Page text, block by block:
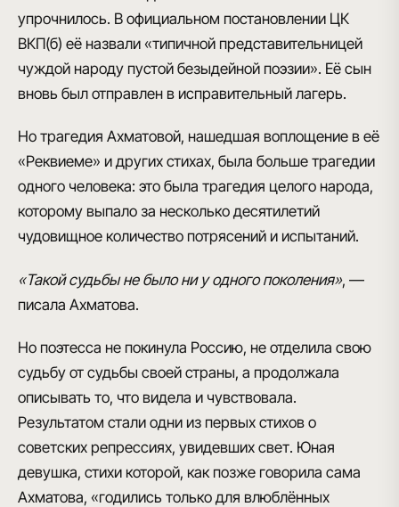
упрочнилось. В официальном постановлении ЦК
ВКП(б) её назвали «типичной представительницей
чуждой народу пустой безыдейной поэзии». Её сын
вновь был отправлен в исправительный лагерь.
Но трагедия Ахматовой, нашедшая воплощение в её
«Реквиеме» и других стихах, была больше трагедии
одного человека: это была трагедия целого народа,
которому выпало за несколько десятилетий
чудовищное количество потрясений и испытаний.
«Такой судьбы не было ни у одного поколения», —
писала Ахматова.
Но поэтесса не покинула Россию, не отделила свою
судьбу от судьбы своей страны, а продолжала
описывать то, что видела и чувствовала.
Результатом стали одни из первых стихов о
советских репрессиях, увидевших свет. Юная
девушка, стихи которой, как позже говорила сама
Ахматова, «годились только для влюблённых